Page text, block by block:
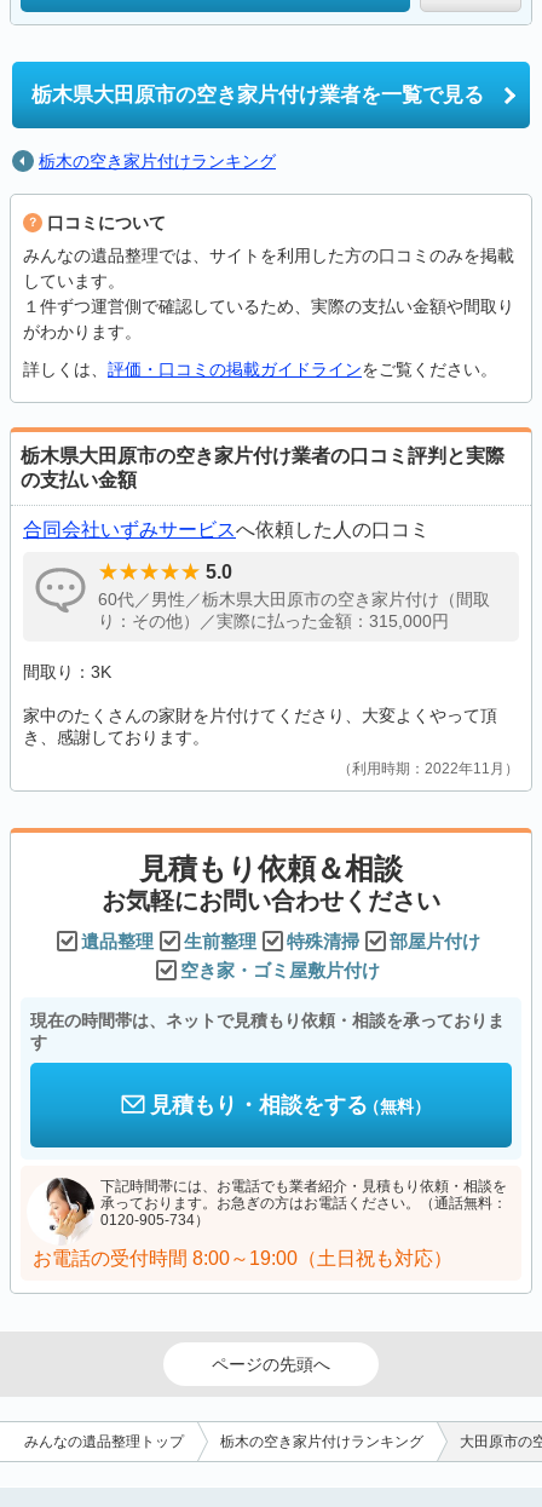
栃木県大田原市の空き家片付け業者を一覧で見る
栃木の空き家片付けランキング
口コミについて
みんなの遺品整理では、サイトを利用した方の口コミのみを掲載
しています。
１件ずつ運営側で確認しているため、実際の支払い金額や間取り
がわかります。
詳しくは、 評価・口コミの掲載ガイドラインをご覧ください。
栃木県大田原市の空き家片付け業者の口コミ評判と実際
の支払い金額
合同会社いずみサービスへ依頼した人の口コミ
5.0
60代／男性／栃木県大田原市の空き家片付け（間取
り：その他）／実際に払った金額：315,000円
間取り：3K
家中のたくさんの家財を片付けてくださり、大変よくやって頂
き、感謝しております。
利用時期：2022年11月
見積もり依頼＆相談
お気軽にお問い合わせください
遺品整理 生前整理 特殊清掃
部屋片付け
空き家・ゴミ屋敷片付け
現在の時間帯は、ネットで見積もり依頼・相談を承っておりま
す
見積もり・相談をする（無料）
下記時間帯には、お電話でも業者紹介・見積もり依頼・相談を
承っております。お急ぎの方はお電話ください。（通話無料：
0120-905-734）
お電話の受付時間 8:00～19:00（土日祝も対応）
ページの先頭へ
みんなの遺品整理トップ 栃木の空き家片付けランキング 大田原市の